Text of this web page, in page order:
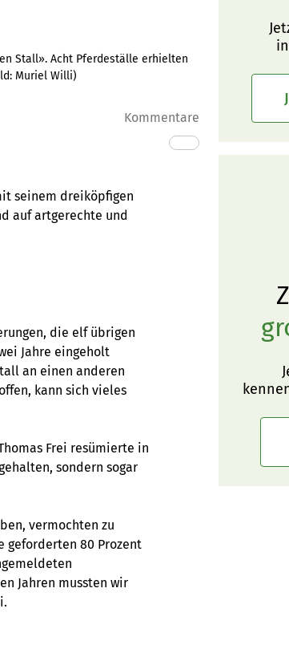
Stall». Acht Pferdeställe erhielten
Muriel Willi)
Kommentare
seinem dreiköpfigen
auf artgerechte und
die elf übrigen
Jahre eingeholt
an einen anderen
kann sich vieles
Frei resümierte in
sondern sogar
vermochten zu
geforderten 80 Prozent
Jahren mussten wir